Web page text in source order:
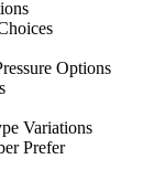
Options
Variations
Prefer